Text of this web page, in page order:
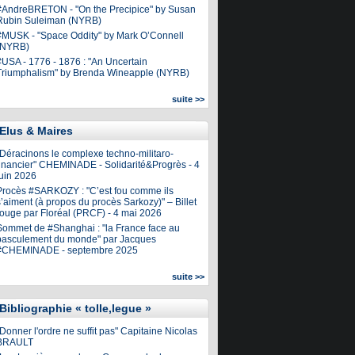
- "On the Precipice" by Susan
Suleiman (NYRB)
- "Space Oddity" by Mark O’Connell
- 1776 - 1876 : "An Uncertain
by Brenda Wineapple (NYRB)
suite >>
& Maires
le complexe techno-militaro-
CHEMINADE - Solidarité&Progrès - 4
2026
#SARKOZY : "C’est fou comme ils
(à propos du procès Sarkozy)" – Billet
par Floréal (PRCF) - 4 mai 2026
de #Shanghai : "la France face au
du monde" par Jacques
- septembre 2025
suite >>
« tolle,legue »
l'ordre ne suffit pas" Capitaine Nicolas